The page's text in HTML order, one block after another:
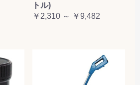
トル)
￥2,310 ～ ￥9,482